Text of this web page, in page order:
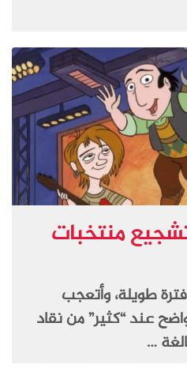
منتخبات
طويلة، وأتعجب
عند “كثير” من نقاد
…